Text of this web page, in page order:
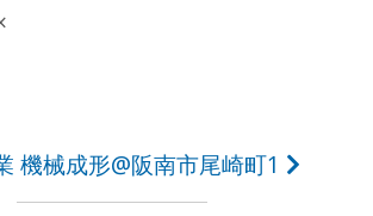
機械成形@阪南市尾崎町1